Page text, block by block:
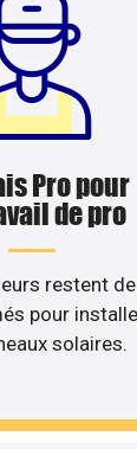
Pro pour
de pro
restent
pour
solaires.